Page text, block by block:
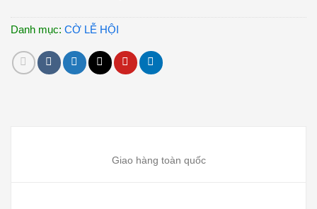
Danh mục: CỜ LỄ HỘI
Giao hàng toàn quốc